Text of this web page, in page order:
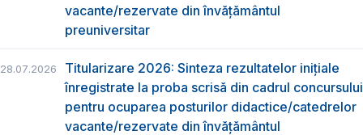
vacante/rezervate din învăţământul
preuniversitar
28.07.2026
Titularizare 2026: Sinteza rezultatelor inițiale
înregistrate la proba scrisă din cadrul concursului
pentru ocuparea posturilor didactice/catedrelor
vacante/rezervate din învăţământul